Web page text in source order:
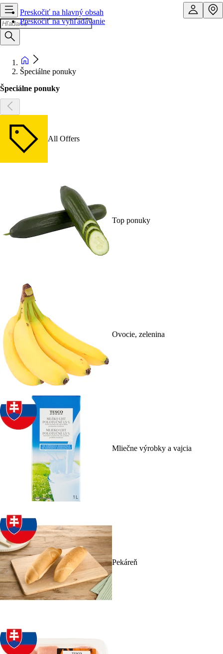
Preskočiť na hlavný obsah
Preskočiť na vyhľadávanie
Špeciálne ponuky
Špeciálne ponuky
All Offers
Top ponuky
Ovocie, zelenina
Mliečne výrobky a vajcia
Pekáreň